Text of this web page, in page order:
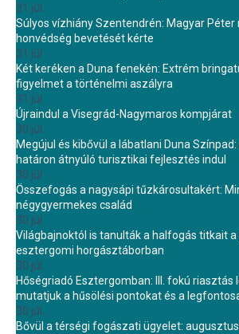
31 júl.
Súlyos vízhiány Szentendrén: Magyar
honvédség bevetését kérte
31 júl.
Két keréken a Duna fenekén: Extrém
figyelmet a történelmi aszályra
31 júl.
Újraindul a Visegrád-Nagymaros kompjárat
30 júl.
Megújul és kibővül a lábatlani Duna
határon átnyúló turisztikai fejlesztés indul
30 júl.
Összefogás a nagysápi tűzkárosultakért:
négygyermekes család
30 júl.
Világbajnoktól is tanulták a halfogás titkait a
esztergomi horgásztáborban
30 júl.
Hőségriadó Esztergomban: III. fokú riasztás
mutatjuk a hűsölési pontokat és a
30 júl.
Bővül a térségi fogászati ügyelet: